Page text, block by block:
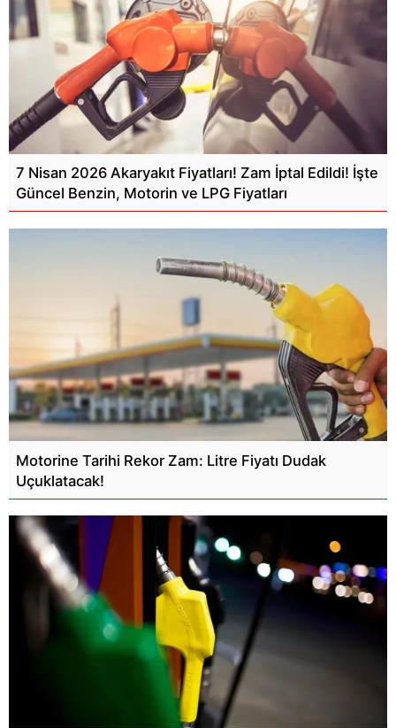
7 Nisan 2026 Akaryakıt Fiyatları! Zam İptal Edildi! İşte
Güncel Benzin, Motorin ve LPG Fiyatları
Motorine Tarihi Rekor Zam: Litre Fiyatı Dudak
Uçuklatacak!